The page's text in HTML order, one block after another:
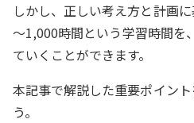
しかし、正しい考え方と計画
～1,000時間という学習時間を
ていくことができます。
本記事で解説した重要ポイン
う。